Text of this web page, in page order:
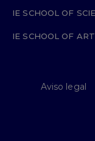
IE SCHOOL OF
IE SCHOOL OF
Aviso legal